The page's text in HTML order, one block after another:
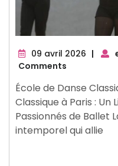
09 avril 2026 09
|
Comments
École de Danse
Classique à Paris : Un
Passionnés de Ballet
intemporel qui allie